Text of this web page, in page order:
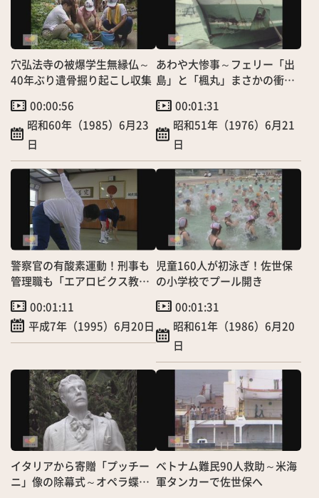
穴弘法寺の被爆学生無縁仏～
40年ぶり遺骨掘り起こし収集
00:00:56
昭和60年（1985）6月23
日
あわや大惨事～フェリー「出
島」と「楓丸」まさかの衝突
00:01:31
昭和51年（1976）6月21
日
警察官の有酸素運動！刑事も
管理職も「エアロビクス教
00:01:11
平成7年（1995）6月20日
児童160人が初泳ぎ！佐世保
の小学校でプール開き
00:01:31
昭和61年（1986）6月20
日
イタリアから寄贈「プッチー
ニ」像の除幕式～オペラ蝶々
ベトナム難民90人救助～米海
軍タンカーで佐世保へ